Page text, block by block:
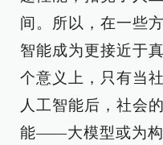
间。所以，在一些
智能成为更接近于
个意义上，只有当
人工智能后，社会
能——大模型或为构